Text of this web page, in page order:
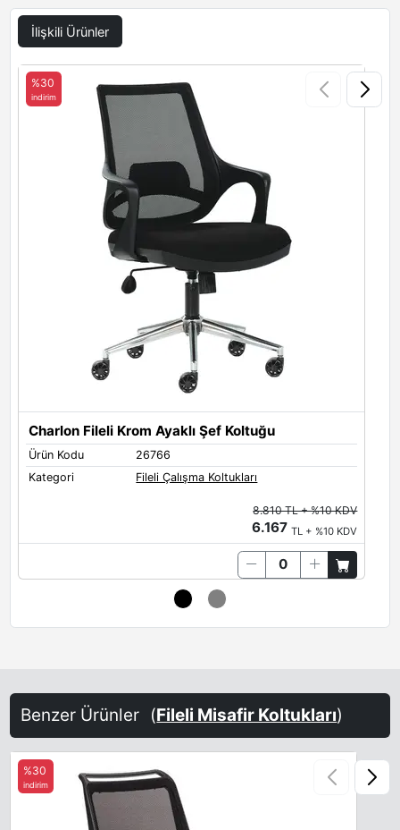
bir yatırım olmasını garantiler.
İlişkili Ürünler
Charlon Fileli Krom Ayaklı Şef Koltuğu
Ürün Kodu
26766
Kategori
Fileli Çalışma Koltukları
%30
indirim
8.810 TL + %10 KDV
6.167TL + %10 KDV
Benzer Ürünler (Fileli Misafir Koltukları)
%30
indirim